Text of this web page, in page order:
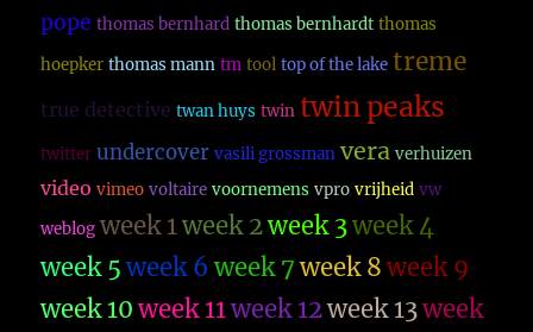
pope thomas bernhard thomas bernhardt thomas
hoepker thomas mann tm tool top of the lake treme
true detective twan huys twin twin peaks
twitter undercover vasili grossman vera verhuizen
video vimeo voltaire voornemens vpro vrijheid vw
weblog week 1week 2week 3week 4
week 5 week 6 week 7 week 8 week 9
week 10 week 11week 12week 13week